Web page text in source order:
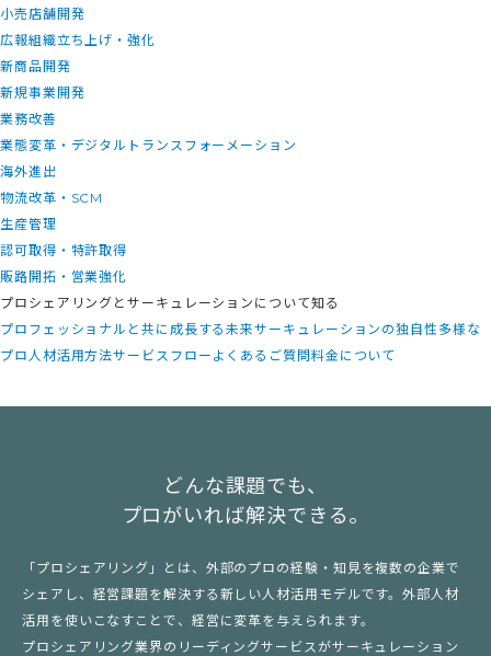
小売店舗開発
広報組織立ち上げ・強化
新商品開発
新規事業開発
業務改善
業態変革・デジタルトランスフォーメーション
海外進出
物流改革・SCM
生産管理
認可取得・特許取得
販路開拓・営業強化
プロシェアリングとサーキュレーションについて知る
プロフェッショナルと共に成長する未来サーキュレーションの独自性多様な
プロ人材活用方法サービスフロー よくあるご質問 料金について
どんな課題でも、
プロがいれば解決できる。
「プロシェアリング」とは、外部のプロの経験・知見を複数の企業で
シェアし、経営課題を解決する新しい人材活用モデルです。外部人材
活用を使いこなすことで、経営に変革を与えられます。
プロシェアリング業界のリーディングサービスがサーキュレーション